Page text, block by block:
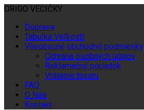
ORIGO VECIČKY
Doprava
Tabuľka Veľkostí
Všeobecné obchodné podmienky
Ochrana osobných údajov
Reklamačný poriadok
Vrátenie tovaru
FAQ
O Nás
Kontakt